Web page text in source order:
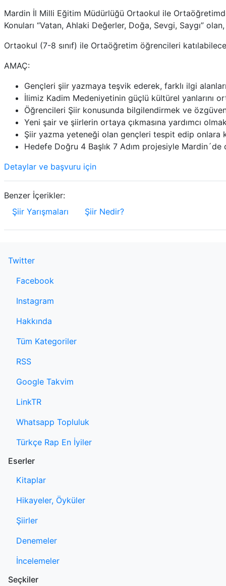
Mardin İl Milli Eğitim Müdürlüğü Ortaokul ile
Konuları “Vatan, Ahlaki Değerler, Doğa, Sevgi, Saygı”
Ortaokul (7-8 sınıf) ile Ortaöğretim öğrencileri
AMAÇ:
Gençleri şiir yazmaya teşvik ederek, farklı ilgi
İlimiz Kadim Medeniyetinin güçlü kültürel yanlarını
Öğrencileri Şiir konusunda bilgilendirmek ve
Yeni şair ve şiirlerin ortaya çıkmasına yardımcı
Şiir yazma yeteneği olan gençleri tespit edip onlara
Hedefe Doğru 4 Başlık 7 Adım projesiyle Mardin´de
Detaylar ve başvuru için
Benzer İçerikler:
Şiir Yarışmaları
Şiir Nedir?
Twitter
Facebook
Instagram
Hakkında
Tüm Kategoriler
RSS
Google Takvim
LinkTR
Whatsapp Topluluk
Türkçe Rap En İyiler
Eserler
Kitaplar
Hikayeler, Öyküler
Şiirler
Denemeler
İncelemeler
Seçkiler